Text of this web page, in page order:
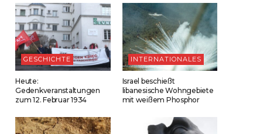
GESCHICHTE
Heute:
Gedenkveranstaltungen
zum 12. Februar 1934
INTERNATIONALES
Israel beschießt
libanesische Wohngebiete
mit weißem Phosphor